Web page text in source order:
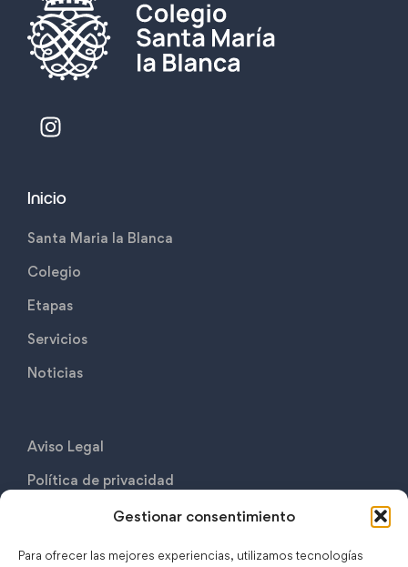
Gestionar consentimiento
Para ofrecer las mejores experiencias, utilizamos tecnologías
Inicio
Santa Maria la Blanca
Colegio
Etapas
Servicios
Noticias
Aviso Legal
Política de privacidad
Politica de cookies
Contáctanos